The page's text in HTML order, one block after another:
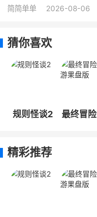
简简单单 2026-08-06
猜你喜欢
规则怪谈2
最终冒
精彩推荐